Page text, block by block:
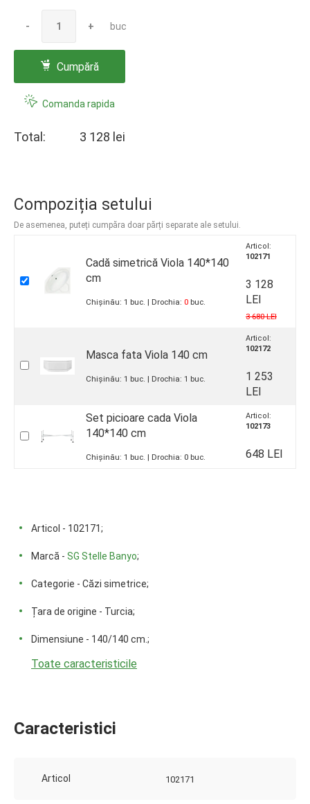
- + buc
Cumpără
Comanda rapida
Total: 3 128 lei
Compoziția setului
De asemenea, puteți cumpăra doar părți separate ale setului.
Cadă simetrică Viola 140*140
cm
Chișinău: 1 buc. Drochia: 0 buc.
Articol:
102171
3 128
LEI
3 680 LEI
Masca fata Viola 140 cm
Chișinău: 1 buc. Drochia: 1 buc.
Articol:
102172
1 253
LEI
Set picioare cada Viola
140*140 cm
Chișinău: 1 buc. Drochia: 0 buc.
Articol:
102173
648 LEI
Articol - 102171;
Marcă - SG Stelle Banyo;
Categorie - Căzi simetrice;
Țara de origine - Turcia;
Dimensiune - 140/140 cm.;
Toate caracteristicile
Caracteristici
Articol 102171